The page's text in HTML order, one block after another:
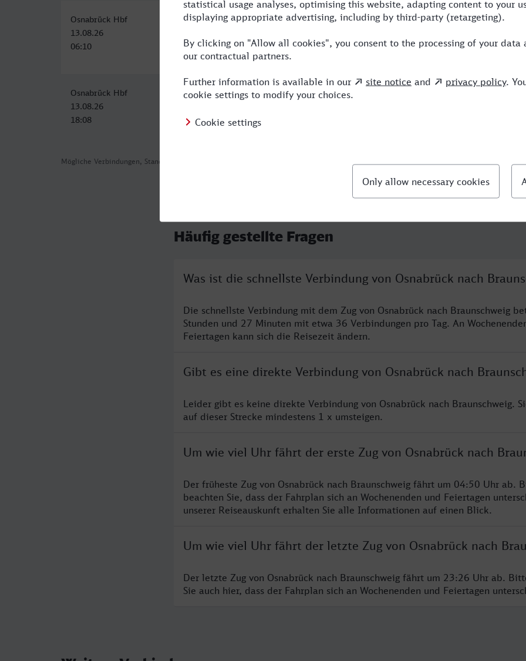
Mögliche Verbindungen, Stand: 2026-07-30 06:55
Osnabrück Hbf
13.08.26
06:10
Braunschweig Hbf
09:01
2:51 2 RB,RE,ICE
Osnabrück Hbf
13.08.26
18:08
Braunschweig Hbf
21:01
2:53
Häufig gestellte Fragen
Was ist die schnellste Verbindung von Osnabrück nach
Die schnellste Verbindung mit dem Zug von Osnabrück nach Braunschweig
Stunden und 27 Minuten mit etwa 36 Verbindungen pro Tag. An
Feiertagen kann sich die Reisezeit ändern.
Gibt es eine direkte Verbindung von Osnabrück nach
Leider gibt es keine direkte Verbindung von Osnabrück nach Braunschweig.
auf dieser Strecke mindestens 1 x umsteigen.
Um wie viel Uhr fährt der erste Zug von Osnabrück nach
Der früheste Zug von Osnabrück nach Braunschweig fährt um 04:50 Uhr ab.
beachten Sie, dass der Fahrplan sich an Wochenenden und Feiertagen
unserer Reiseauskunft erhalten Sie alle Informationen auf einen Blick.
Um wie viel Uhr fährt der letzte Zug von Osnabrück nach
Der letzte Zug von Osnabrück nach Braunschweig fährt um 23:26 Uhr ab.
Sie auch hier, dass der Fahrplan sich an Wochenenden und Feiertagen